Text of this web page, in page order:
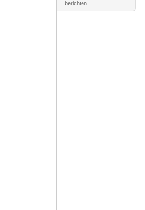
berichten